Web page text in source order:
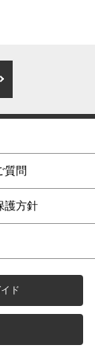
質問
護方針
ド